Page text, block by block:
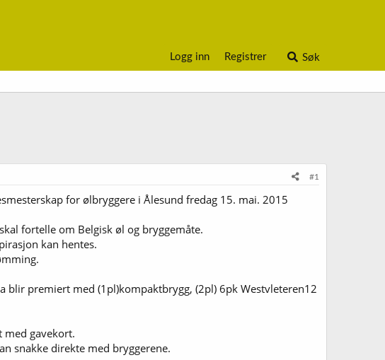
Logg inn Registrer Søk
#1
for ølbryggere i Ålesund fredag 15. mai. 2015
fortelle om Belgisk øl og bryggemåte.
kan hentes.
blir premiert med (1pl)kompaktbrygg, (2pl) 6pk Westvleteren12
med gavekort.
snakke direkte med bryggerene.